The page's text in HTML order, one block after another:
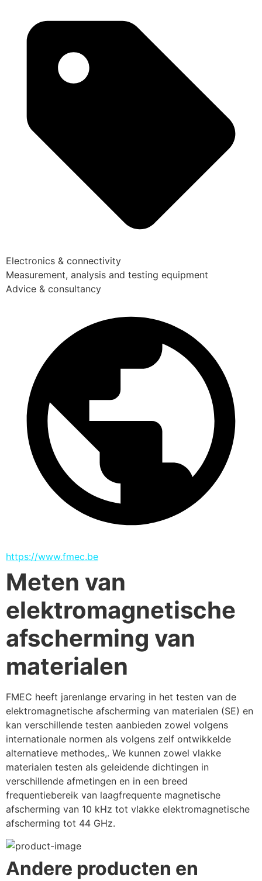
Electronics & connectivity
Measurement, analysis and testing equipment
Advice & consultancy
https://www.fmec.be
Meten van
elektromagnetische
afscherming van
materialen
FMEC heeft jarenlange ervaring in het testen van de
elektromagnetische afscherming van materialen (SE) en
kan verschillende testen aanbieden zowel volgens
internationale normen als volgens zelf ontwikkelde
alternatieve methodes,. We kunnen zowel vlakke
materialen testen als geleidende dichtingen in
verschillende afmetingen en in een breed
frequentiebereik van laagfrequente magnetische
afscherming van 10 kHz tot vlakke elektromagnetische
afscherming tot 44 GHz.
Andere producten en